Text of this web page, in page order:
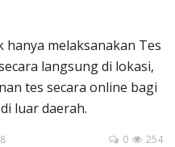
melaksanakan Tes
langsung di lokasi,
tes secara online bagi
luar daerah.
254
0